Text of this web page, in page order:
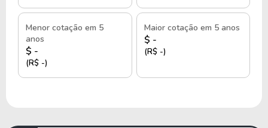
Menor cotação em 5
anos
$ -
(R$ -)
Maior cotação em 5 anos
$ -
(R$ -)